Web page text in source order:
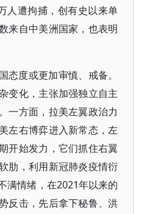
人遭拘捕，创有史以来单
来自中美洲国家，也表明
态度或更加审慎、戒备。
变化，主张加强独立自主
一方面，拉美左翼政治力
左右博弈进入新常态，左
开始发力，它们抓住右翼
肋，利用新冠肺炎疫情衍
满情绪，在2021年以来的
反击，先后拿下秘鲁、洪